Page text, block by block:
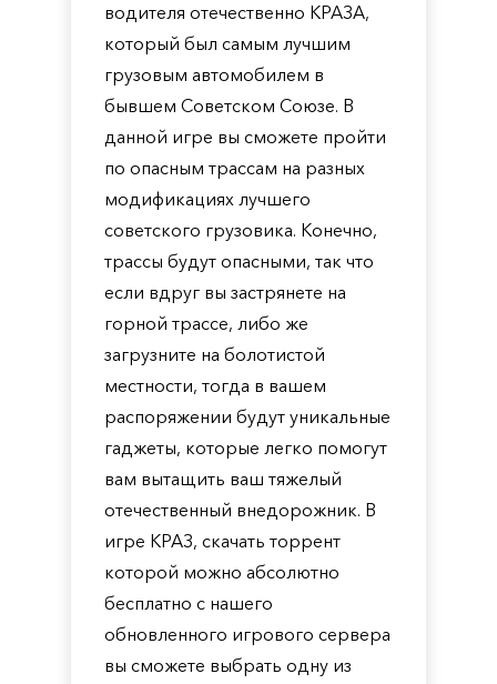
водителя отечественно КРАЗА,
который был самым лучшим
грузовым автомобилем в
бывшем Советском Союзе. В
данной игре вы сможете пройти
по опасным трассам на разных
модификациях лучшего
советского грузовика. Конечно,
трассы будут опасными, так что
если вдруг вы застрянете на
горной трассе, либо же
загрузните на болотистой
местности, тогда в вашем
распоряжении будут уникальные
гаджеты, которые легко помогут
вам вытащить ваш тяжелый
отечественный внедорожник. В
игре КРАЗ, скачать торрент
которой можно абсолютно
бесплатно с нашего
обновленного игрового сервера
вы сможете выбрать одну из